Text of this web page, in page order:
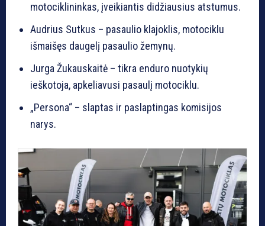
motociklininkas, įveikiantis didžiausius atstumus.
Audrius Sutkus – pasaulio klajoklis, motociklu
išmaišęs daugelį pasaulio žemynų.
Jurga Žukauskaitė – tikra enduro nuotykių
ieškotoja, apkeliavusi pasaulį motociklu.
„Persona“ – slaptas ir paslaptingas komisijos
narys.